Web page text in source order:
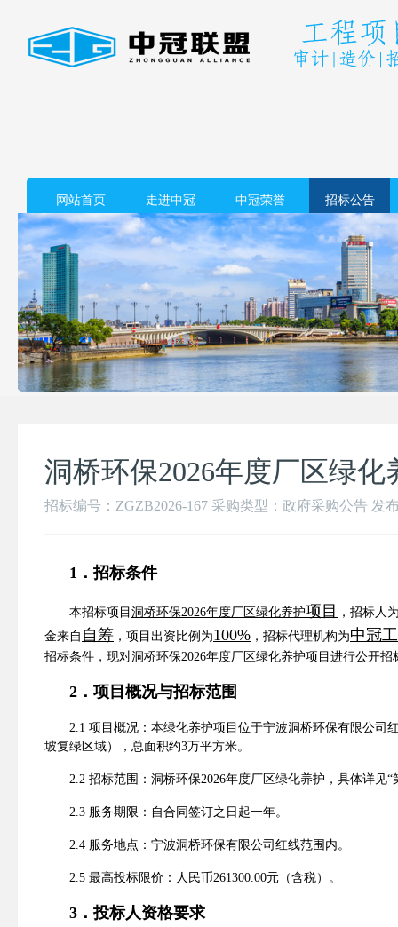
网站首页 走进中冠 中冠荣誉 招标公告
洞桥环保2026年度厂区绿
招标编号：ZGZB2026-167 采购类型：政府采购公告 发
1 ．招标条件
本招标项目 洞桥环保2026年度厂区绿化养护项目
，招标人
金来自 自筹 ，项目出资比例为100% ，招标代理机构为中冠
招标条件，现对洞桥环保2026年度厂区绿化养护项目 进行公开招
2 ．项目概况与招标范围
2.1 项目概况：本绿化养护项目位于宁波洞桥环保有限公司
坡复绿区域），总面积约3万平方米。
2.2 招标范围：洞桥环保2026年度厂区绿化养护，具体详见“
2.3 服务期限：自合同签订之日起一年。
2.4 服务地点： 宁波洞桥环保有限公司红线范围内。
2.5 最高投标限价： 人民币261300.00元（含税）。
3 ．投标人资格要求